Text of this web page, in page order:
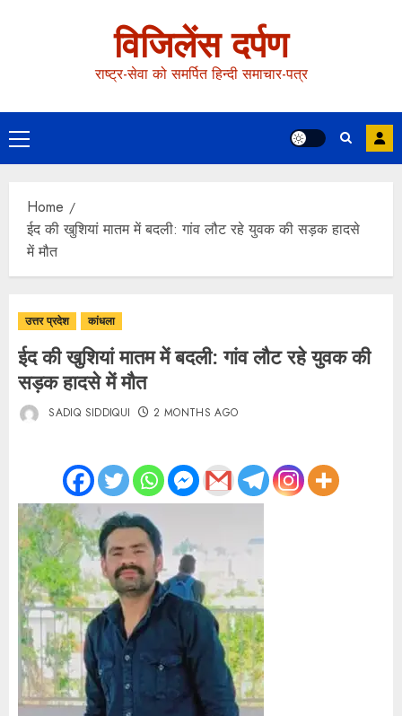
विजिलेंस दर्पण
राष्ट्र-सेवा को समर्पित हिन्दी समाचार-पत्र
Home
ईद की खुशियां मातम में बदली: गांव लौट रहे युवक की सड़क हादसे
में मौत
उत्तर प्रदेश कांधला
ईद की खुशियां मातम में बदली: गांव लौट रहे युवक की
सड़क हादसे में मौत
SADIQ SIDDIQUI 2 MONTHS AGO